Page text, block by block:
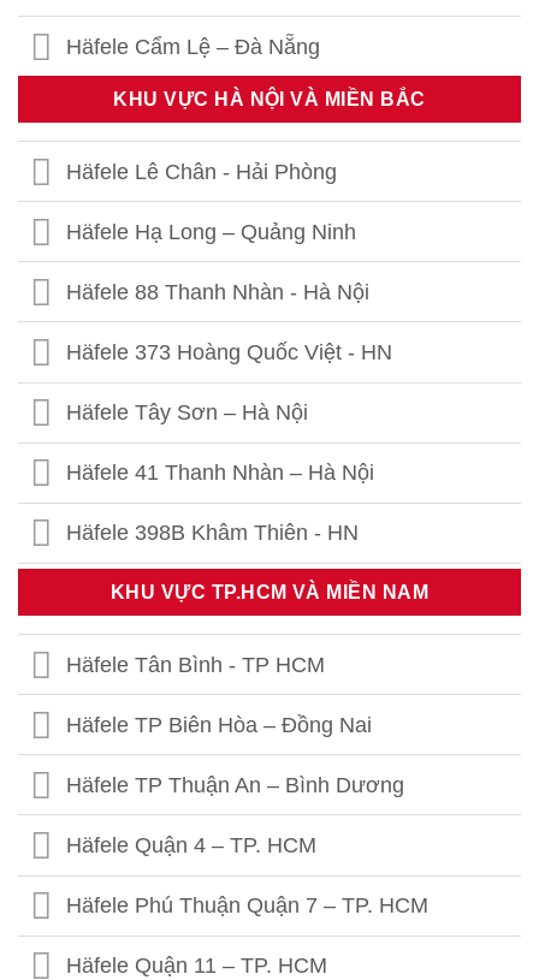
Häfele Cẩm Lệ – Đà Nẵng
KHU VỰC HÀ NỘI VÀ MIỀN BẮC
Häfele Lê Chân - Hải Phòng
Häfele Hạ Long – Quảng Ninh
Häfele 88 Thanh Nhàn - Hà Nội
Häfele 373 Hoàng Quốc Việt - HN
Häfele Tây Sơn – Hà Nội
Häfele 41 Thanh Nhàn – Hà Nội
Häfele 398B Khâm Thiên - HN
Häfele Thái Thịnh – Hà Nội
Häfele 459 Hoàng Quốc Việt - HN
Häfele 302 Khâm Thiên - HN
Häfele Kim Thành- Hải Dương
KHU VỰC TP.HCM VÀ MIỀN NAM
Häfele Tân Bình - TP HCM
Häfele TP Biên Hòa – Đồng Nai
Häfele TP Thuận An – Bình Dương
Häfele Quận 4 – TP. HCM
Häfele Phú Thuận Quận 7 – TP. HCM
Häfele Quận 11 – TP. HCM